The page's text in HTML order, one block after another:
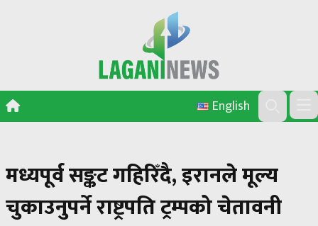
English
Search
मध्यपूर्व सङ्कट गहिरिँदै, इरानले मूल्य
चुकाउनुपर्ने राष्ट्रपति ट्रम्पको चेतावनी